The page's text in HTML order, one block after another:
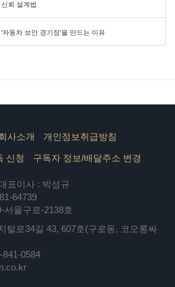
뢰 설계법
자동차 보안 경기장’을 만드는 이유
사소개 개인정보취급방침
신청 구독자 정보/배달주소 변경
표이사 : 박성규
64739
서울구로-2138호
털로34길 43, 607호(구로동, 코오롱싸
841-0584